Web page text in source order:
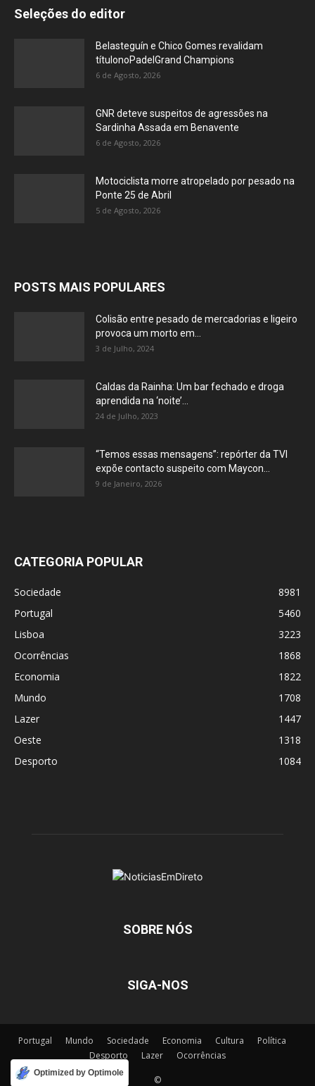
Seleções do editor
Belasteguín e Chico Gomes revalidam
títulonoPadelGrand Champions
6 de Agosto, 2026
GNR deteve suspeitos de agressões na
Sardinha Assada em Benavente
6 de Agosto, 2026
Motociclista morre atropelado por pesado na
Ponte 25 de Abril
5 de Agosto, 2026
POSTS MAIS POPULARES
Colisão entre pesado de mercadorias e ligeiro
provoca um morto em...
3 de Julho, 2024
Caldas da Rainha: Um bar fechado e droga
aprendida na ‘noite’...
24 de Julho, 2023
“Temos essas mensagens”: repórter da TVI
expõe contacto suspeito com Maycon...
9 de Janeiro, 2026
CATEGORIA POPULAR
Sociedade
8981
Portugal
5460
Lisboa
3223
Ocorrências
1868
Economia
1822
Mundo
1708
Lazer
1447
Oeste
1318
Desporto
1084
SOBRE NÓS
SIGA-NOS
Portugal Mundo Sociedade Economia Cultura
Política
Desporto
Lazer Ocorrências
©
Optimized by Optimole